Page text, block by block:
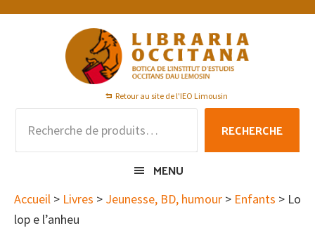
Passer
Passer
Passer
Retour au site de l'IEO Limousin
pour :
RECHERCHE
MENU
Accueil > Livres > Jeunesse, BD, humour > Enfants > Lo
lop e l’anheu